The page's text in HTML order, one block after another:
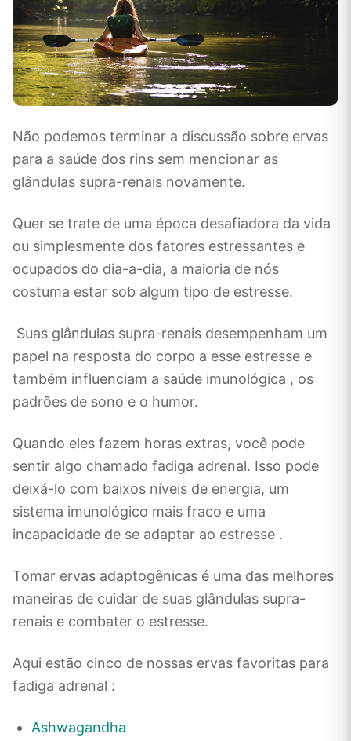
Não podemos terminar a discussão sobre ervas
para a saúde dos rins sem mencionar as
glândulas supra-renais novamente.
Quer se trate de uma época desafiadora da vida
ou simplesmente dos fatores estressantes e
ocupados do dia-a-dia, a maioria de nós
costuma estar sob algum tipo de estresse.
Suas glândulas supra-renais desempenham um
papel na resposta do corpo a esse estresse e
também influenciam a saúde imunológica , os
padrões de sono e o humor.
Quando eles fazem horas extras, você pode
sentir algo chamado fadiga adrenal. Isso pode
deixá-lo com baixos níveis de energia, um
sistema imunológico mais fraco e uma
incapacidade de se adaptar ao estresse .
Tomar ervas adaptogênicas é uma das melhores
maneiras de cuidar de suas glândulas supra-
renais e combater o estresse.
Aqui estão cinco de nossas ervas favoritas para
fadiga adrenal :
Ashwagandha